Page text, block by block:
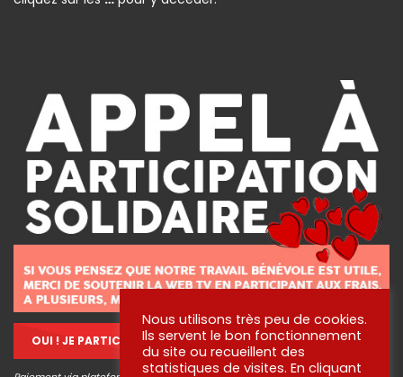
OUI ! JE PARTICIPE !
Nous utilisons très peu de cookies.
Ils servent le bon fonctionnement
du site ou recueillent des
statistiques de visites. En cliquant